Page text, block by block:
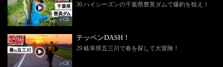
バス
30 ハイシーズンの千葉県豊英ダムで爆釣を狙え！
バス
テッペンDASH！
29 岐阜県五三川で春を探して大冒険！